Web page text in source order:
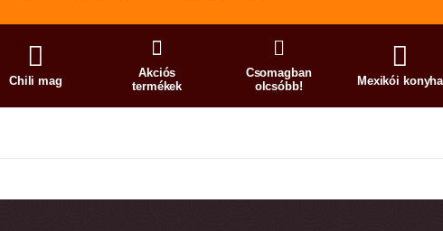
Chili mag
Akciós
termékek
Csomagban
olcsóbb!
Mexikói konyha